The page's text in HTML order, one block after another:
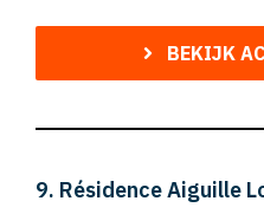
BEKIJK
9. Résidence Aiguille